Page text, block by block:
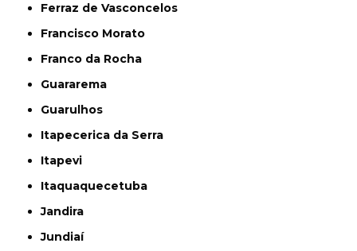
Ferraz de Vasconcelos
Francisco Morato
Franco da Rocha
Guararema
Guarulhos
Itapecerica da Serra
Itapevi
Itaquaquecetuba
Jandira
Jundiaí